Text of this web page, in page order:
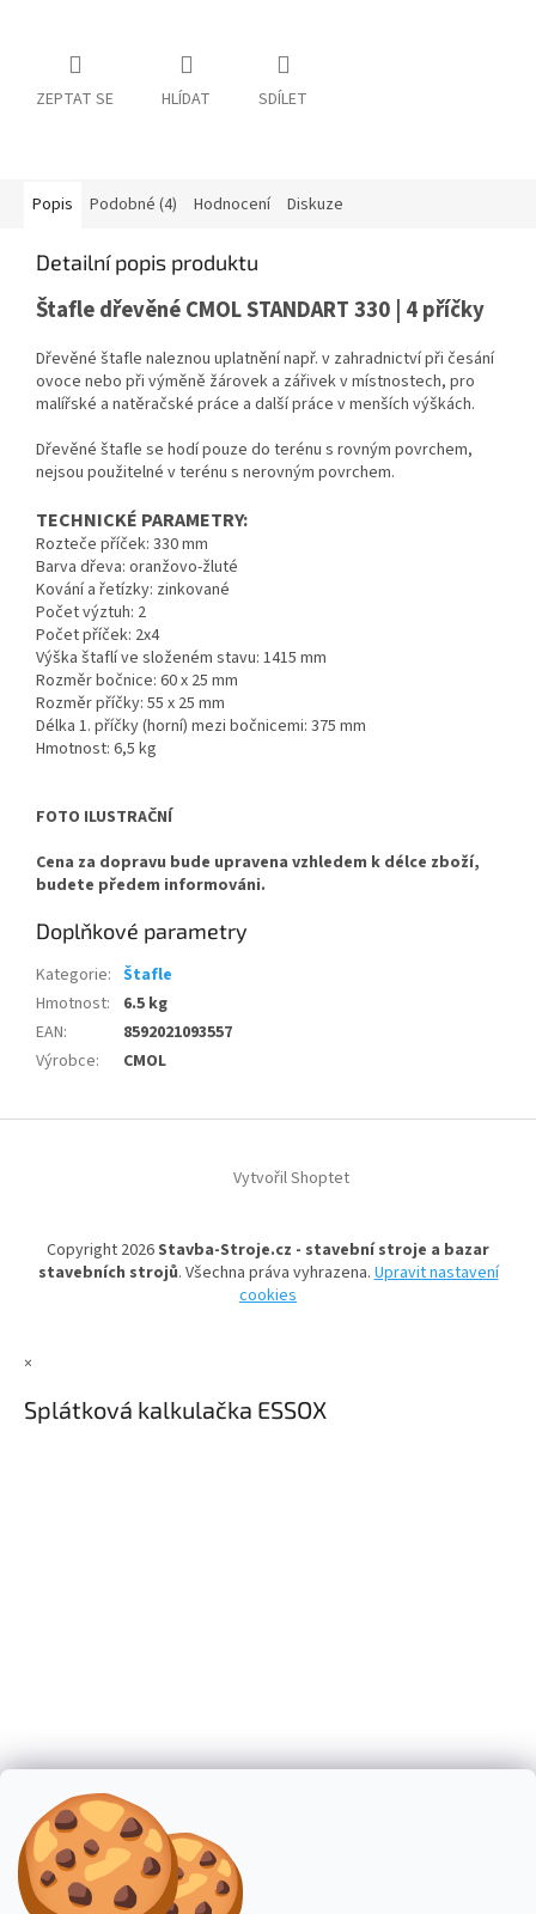
ZEPTAT SE HLÍDAT SDÍLET
Popis Podobné (4) Hodnocení Diskuze
Detailní popis produktu
Štafle dřevěné CMOL STANDART 330 | 4 příčky
Dřevěné štafle naleznou uplatnění např. v zahradnictví při česání
ovoce nebo při výměně žárovek a zářivek v místnostech, pro
malířské a natěračské práce a další práce v menších výškách.
Dřevěné štafle se hodí pouze do terénu s rovným povrchem,
nejsou použitelné v terénu s nerovným povrchem.
TECHNICKÉ PARAMETRY:
Rozteče příček: 330 mm
Barva dřeva: oranžovo-žluté
Kování a řetízky: zinkované
Počet výztuh: 2
Počet příček: 2x4
Výška štaflí ve složeném stavu: 1415 mm
Rozměr bočnice: 60 x 25 mm
Rozměr příčky: 55 x 25 mm
Délka 1. příčky (horní) mezi bočnicemi: 375 mm
Hmotnost: 6,5 kg
FOTO ILUSTRAČNÍ
Cena za dopravu bude upravena vzhledem k délce zboží,
budete předem informováni.
Doplňkové parametry
Kategorie: Štafle
Hmotnost:
6.5 kg
EAN:
8592021093557
Výrobce: CMOL
Vytvořil Shoptet
Copyright 2026Stavba-Stroje.cz - stavební stroje a bazar
stavebních strojů. Všechna práva vyhrazena.Upravit nastavení
cookies
×
Splátková kalkulačka ESSOX